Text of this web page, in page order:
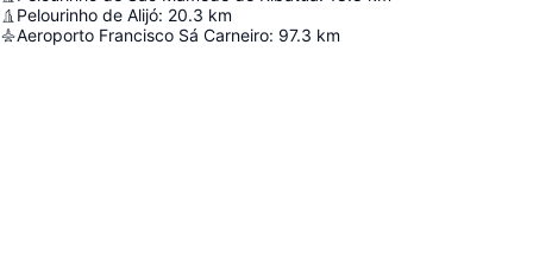
Pelourinho de Alijó: 20.3 km
Aeroporto Francisco Sá Carneiro: 97.3 km